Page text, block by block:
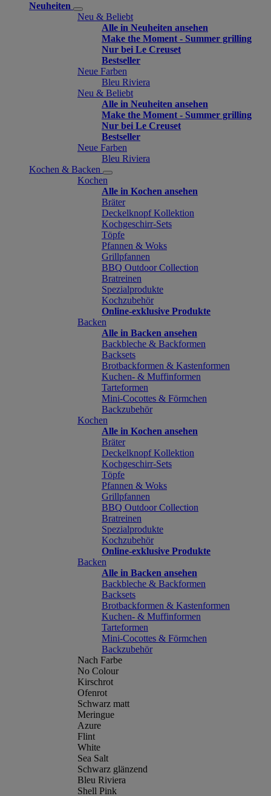
Neuheiten
Neu & Beliebt
Alle in Neuheiten ansehen
Make the Moment - Summer grilling
Nur bei Le Creuset
Bestseller
Neue Farben
Bleu Riviera
Neu & Beliebt
Alle in Neuheiten ansehen
Make the Moment - Summer grilling
Nur bei Le Creuset
Bestseller
Neue Farben
Bleu Riviera
Kochen & Backen
Kochen
Alle in Kochen ansehen
Bräter
Deckelknopf Kollektion
Kochgeschirr-Sets
Töpfe
Pfannen & Woks
Grillpfannen
BBQ Outdoor Collection
Bratreinen
Spezialprodukte
Kochzubehör
Online-exklusive Produkte
Backen
Alle in Backen ansehen
Backbleche & Backformen
Backsets
Brotbackformen & Kastenformen
Kuchen- & Muffinformen
Tarteformen
Mini-Cocottes & Förmchen
Backzubehör
Kochen
Alle in Kochen ansehen
Bräter
Deckelknopf Kollektion
Kochgeschirr-Sets
Töpfe
Pfannen & Woks
Grillpfannen
BBQ Outdoor Collection
Bratreinen
Spezialprodukte
Kochzubehör
Online-exklusive Produkte
Backen
Alle in Backen ansehen
Backbleche & Backformen
Backsets
Brotbackformen & Kastenformen
Kuchen- & Muffinformen
Tarteformen
Mini-Cocottes & Förmchen
Backzubehör
Nach Farbe
No Colour
Kirschrot
Ofenrot
Schwarz matt
Meringue
Azure
Flint
White
Sea Salt
Schwarz glänzend
Bleu Riviera
Shell Pink